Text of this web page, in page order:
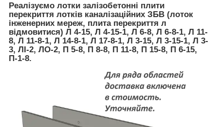
Реалізуємо лотки залізобетонні плити
перекриття лотків каналізаційних ЗБВ (лоток
інженерних мереж, плита перекриття л
відмовитися) Л 4-15, Л 4-15-1, Л 6-8, Л 6-8-1, Л 11-
8, Л 11-8-1, Л 14-8-1, Л 17-8-1, Л 3-15, Л 3-15-1, Л 3-
3, ЛІ-2, ЛО-2, П 5-8, П 8-8, П 11-8, П 15-8, П 6-15,
П-1-8.